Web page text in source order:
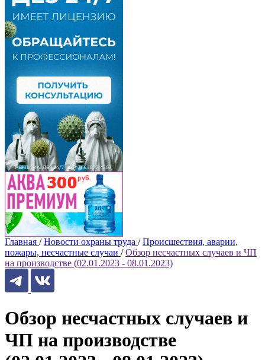
Главная / Новости охраны труда / Происшествия, аварии,
пожары, несчастные случаи / Обзор несчастных случаев и ЧП
на производстве (02.01.2023 - 08.01.2023)
Обзор несчастных случаев и
ЧП на производстве